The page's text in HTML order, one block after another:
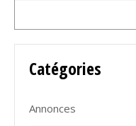
Catégories
Annonces